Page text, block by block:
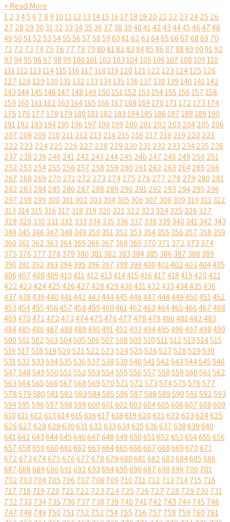
+ Read More
12 3456 78910111213141516171819 20 2122 23 2425 26
27 28 29 30 3132 33 3435 36 37 38 39404142434445464748
495051525354555657585960616263646566676869 70
7172 73 7475 76 77 78 7980818283848586878889909192
93949596979899100101102103104105106107108109110
111112113114115116117118119120121122123124125126
127128129130131132133134135136137138139140141142
143144145146147148149150151152153154155156157158
159160161162163164165166167168169170171172173174
175176177178179180181182183184185186187188189190
191192193194195196197198199 200 201202 203 204205 206
207 208 209 210 211212 213 214215 216 217 218 219 220 221
222 223 224225 226 227 228 229 230 231232 233 234235 236
237 238 239 240 241242 243 244245 246 247 248 249 250 251
252 253 254255 256 257 258 259 260 261262 263 264265 266
267 268 269 270 271272 273 274275 276 277 278 279 280 281
282 283 284285 286 287 288 289 290 291292 293 294295 296
297 298 299 300 301302 303 304305 306 307 308 309 310 311312
313 314315 316 317 318 319 320 321322 323 324325 326 327
328 329 330 331332 333 334335 336 337 338 339 340 341342 343
344345 346 347 348 349 350 351352 353 354355 356 357 358 359
360 361362 363 364365 366 367 368 369 370 371372 373 374
375 376 377 378 379 380 381382 383 384385 386 387 388 389
390 391392 393 394395 396 397 398 399400401402403404405
406407408409410411412413414415416417418419420421
422423424425426427428429430431432433434435436
437438439440441442443444445446447448449450451452
453454455456457458459460461462463464465466467468
469470471472473474475476477478479480481482483
484485486487488489490491492493494495496497498499
500501502503504505506507508509510511512513514515
516517518519520521522523524525526527528529530
531532533534535536537538539540541542543544545546
547548549550551552553554555556557558559560561562
563564565566567568569570571572573574575576577
578579580581582583584585586587588589590591592593
594595596597598599600601602603604605606607608609
610611612613614615616617618619620621622623624625
626627628629630631632633634635636637638639640
641642643644645646647648649650651652653654655656
657658659660661662663664665666667668669670671
672673674675676677678679680681682683684685686
687688689690691692693694695696697698699 700 701
702 703 704705 706 707 708 709 710 711712 713 714715 716
717 718 719 720 721722 723 724725 726 727 728 729 730 731
732 733 734735 736 737 738 739 740 741742 743 744745 746
747 748 749 750 751752 753 754755 756 757 758 759 760 761